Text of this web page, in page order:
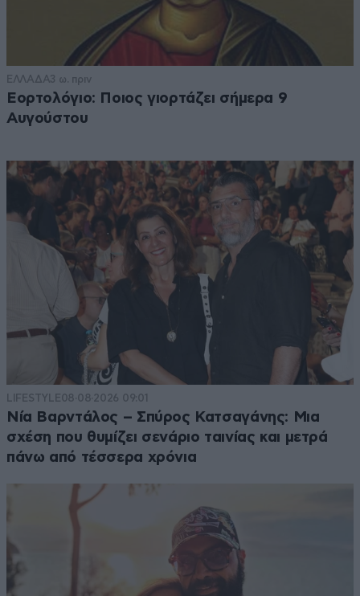
ΕΛΛΑΔΑ3 ω. πριν
Εορτολόγιο: Ποιος γιορτάζει σήμερα 9
Αυγούστου
LIFESTYLE08·08·2026 09:01
Νία Βαρντάλος – Σπύρος Κατσαγάνης: Μια
σχέση που θυμίζει σενάριο ταινίας και μετρά
πάνω από τέσσερα χρόνια